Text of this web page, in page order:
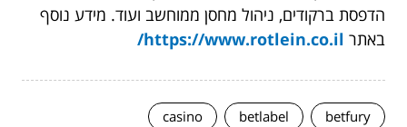
הדפסת ברקודים, ניהול מחסן ממוחשב ועוד. מידע נוסף
באתר https://www.rotlein.co.il/
betfury
betlabel
casino